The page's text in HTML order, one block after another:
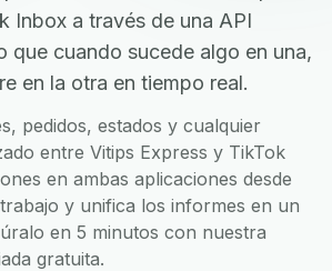
Inbox a través de una API
que cuando sucede algo en una,
en la otra en tiempo real.
pedidos, estados y cualquier
entre Vitips Express y TikTok
en ambas aplicaciones desde
y unifica los informes en un
en 5 minutos con nuestra
gratuita.